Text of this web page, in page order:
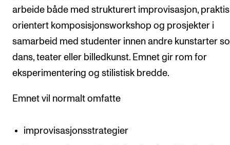
arbeide både med strukturert improvisasjon,
orientert komposisjonsworkshop og prosjekter i
samarbeid med studenter innen andre kunstarter
dans, teater eller billedkunst. Emnet gir rom for
eksperimentering og stilistisk bredde.
Emnet vil normalt omfatte
improvisasjonsstrategier